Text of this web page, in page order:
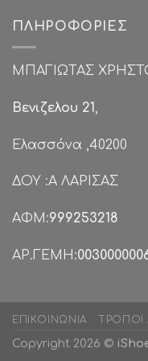
ΠΛΗΡΟΦΟΡΊΕΣ
ΜΠΑΓΙΩΤΑΣ
Βενιζελου 21,
Ελασσόνα ,40200
ΔΟΥ :Α ΛΑΡΙΣΑΣ
ΑΦΜ:999253218
ΑΡ.ΓΕΜΗ:
ΕΠΙΚΟΙΝΩΝΊΑ ΤΡΌΠΟΙ
Copyright 2026 ©